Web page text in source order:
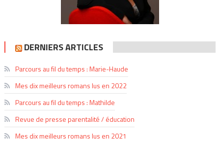
DERNIERS ARTICLES
Parcours au fil du temps : Marie-Haude
Mes dix meilleurs romans lus en 2022
Parcours au fil du temps : Mathilde
Revue de presse parentalité / éducation
Mes dix meilleurs romans lus en 2021